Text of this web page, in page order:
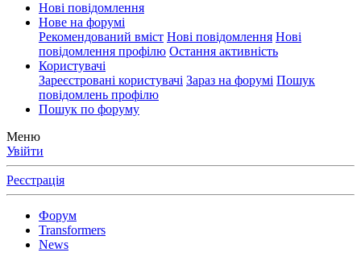
Нові повідомлення
Нове на форумі
Рекомендований вміст Нові повідомлення Нові
повідомлення профілю Остання активність
Користувачі
Зареєстровані користувачі Зараз на форумі Пошук
повідомлень профілю
Пошук по форуму
Меню
Увійти
Реєстрація
Форум
Transformers
News